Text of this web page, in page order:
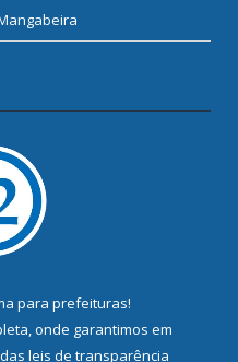
para prefeituras!
onde garantimos em
leis de transparência